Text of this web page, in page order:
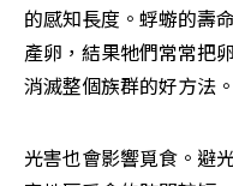
的感知長度。蜉蝣的壽
產卵，結果牠們常常把
消滅整個族群的好方法。
光害也會影響覓食。避